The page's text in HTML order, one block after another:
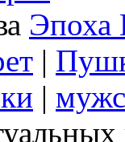
Эпоха
|
|